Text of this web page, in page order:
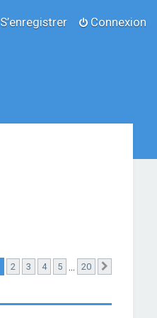
Connexion
S’enregistrer
sur 20
2 3 4 5 20